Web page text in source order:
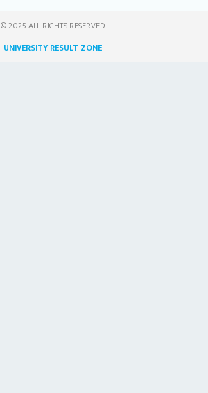
© 2025 ALL RIGHTS RESERVED​
UNIVERSITY RESULT ZONE